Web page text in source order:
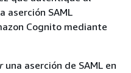
aserción SAML
Cognito mediante
una aserción de SAML en